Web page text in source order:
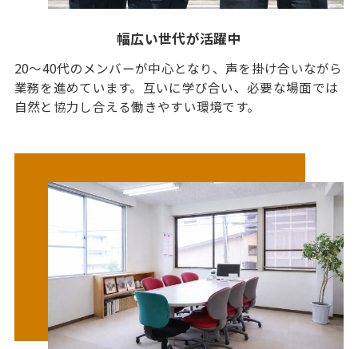
幅広い世代が活躍中
20〜40代のメンバーが中心となり、声を掛け合いながら
業務を進めています。互いに学び合い、必要な場面では
自然と協力し合える働きやすい環境です。